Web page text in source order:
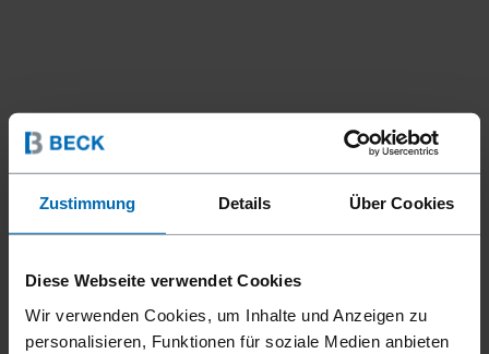
Zustimmung Details Über Cookies
Diese Webseite verwendet Cookies
Wir verwenden Cookies, um Inhalte und Anzeigen zu
personalisieren, Funktionen für soziale Medien anbieten
PAPIER STREIFEN
RUNDKOPFNÄGEL